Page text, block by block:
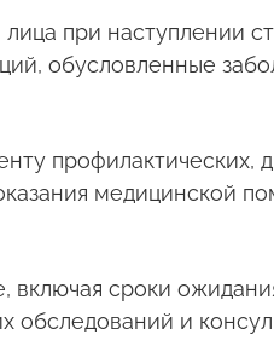
при наступлении
обусловленные
профилактических,
медицинской
сроки
обследований и